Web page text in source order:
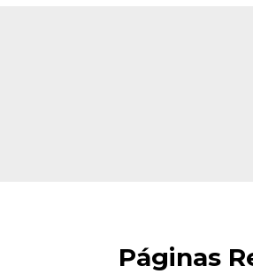
Páginas